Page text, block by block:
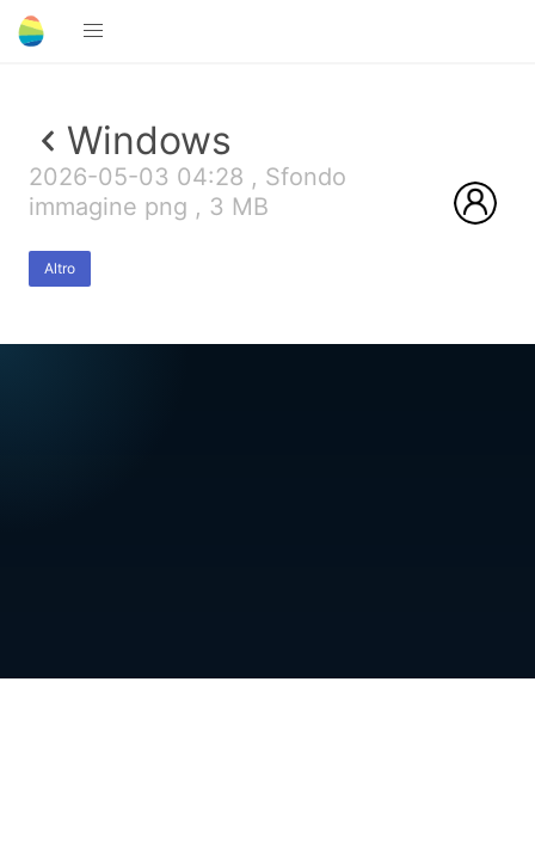
Windows
2026-05-03 04:28 , Sfondo
immagine png , 3 MB
Altro